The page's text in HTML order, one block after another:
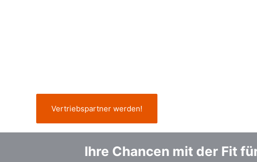
Vertriebspartner werden!
Ihre Chancen mit der Fit